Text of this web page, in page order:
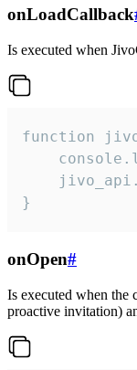
onLoadCallback
Is executed when
function
}
onOpen#
Is executed when the
proactive invitation)